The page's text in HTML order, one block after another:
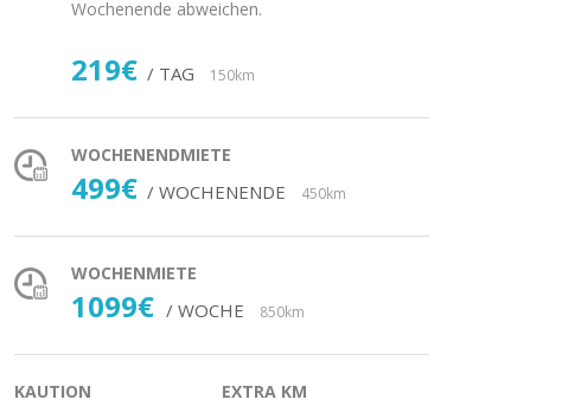
Wochenende abweichen.
219€ / TAG 150km
WOCHENENDMIETE
499€ / WOCHENENDE 450km
WOCHENMIETE
1099€ / WOCHE 850km
KAUTION EXTRA KM